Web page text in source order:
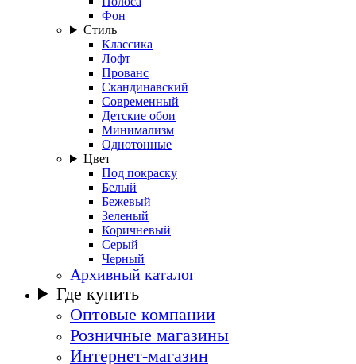
Фон
Стиль
Классика
Лофт
Прованс
Скандинавский
Современный
Детские обои
Минимализм
Однотонные
Цвет
Под покраску
Белый
Бежевый
Зеленый
Коричневый
Серый
Черный
Архивный каталог
Где купить
Оптовые компании
Розничные магазины
Интернет-магазин